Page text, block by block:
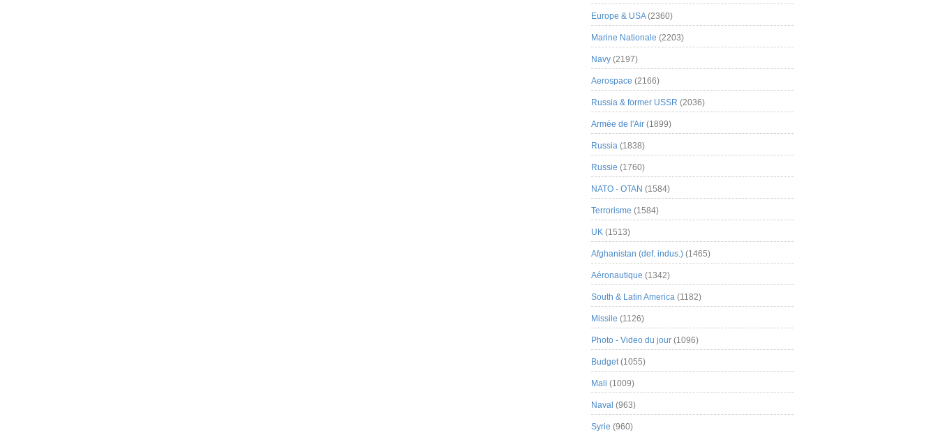
Europe & USA(2360)
Marine Nationale (2203)
Navy (2197)
Aerospace (2166)
Russia & former USSR (2036)
Armée de l'Air (1899)
Russia (1838)
Russie (1760)
NATO - OTAN (1584)
Terrorisme (1584)
UK (1513)
Afghanistan (def. indus.) (1465)
Aéronautique (1342)
South & Latin America (1182)
Missile (1126)
Photo - Video du jour (1096)
Budget(1055)
Mali (1009)
Naval (963)
Syrie (960)